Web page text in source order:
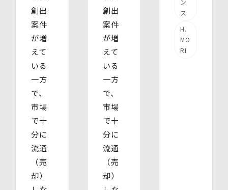
創出
案件
が増
えて
いる
一方
で、
市場
で十
分に
流通
（売
却）
創出
案件
が増
えて
いる
一方
で、
市場
で十
分に
流通
（売
却）
ン
ス
H.
MO
RI